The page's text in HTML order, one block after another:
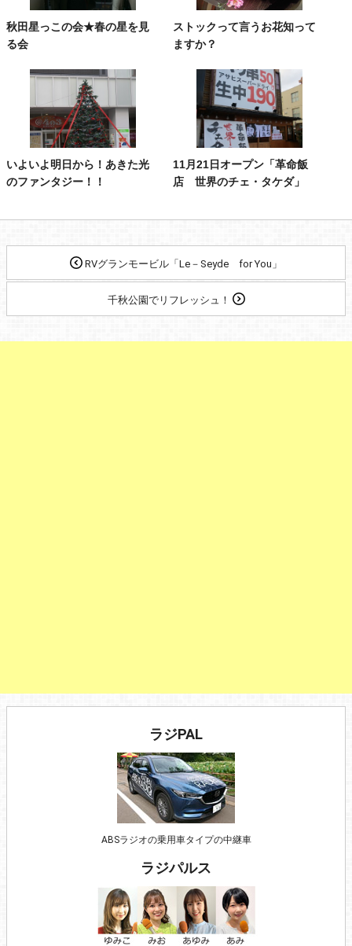
秋田星っこの会★春の星を見
る会
ストックって言うお花知って
ますか？
いよいよ明日から！あきた光
のファンタジー！！
11月21日オープン「革命飯
店 世界のチェ・タケダ」
RVグランモービル「Le－Seyde for You」
千秋公園でリフレッシュ！
ラジPAL
ABSラジオの乗用車タイプの中継車
ラジパルス